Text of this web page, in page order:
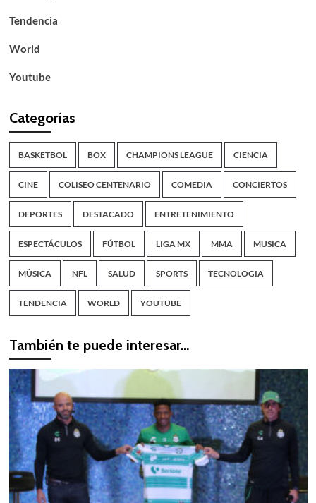
Tendencia
World
Youtube
Categorías
BASKETBOL BOX CHAMPIONS LEAGUE CIENCIA
CINE COLISEO CENTENARIO COMEDIA CONCIERTOS
DEPORTES DESTACADO ENTRETENIMIENTO
ESPECTÁCULOS FÚTBOL LIGA MX MMA MUSICA
MÚSICA NFL SALUD SPORTS TECNOLOGIA
TENDENCIA WORLD YOUTUBE
También te puede interesar…